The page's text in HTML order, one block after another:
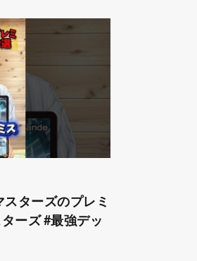
スターズのプレミ
ーズ #最強デッ